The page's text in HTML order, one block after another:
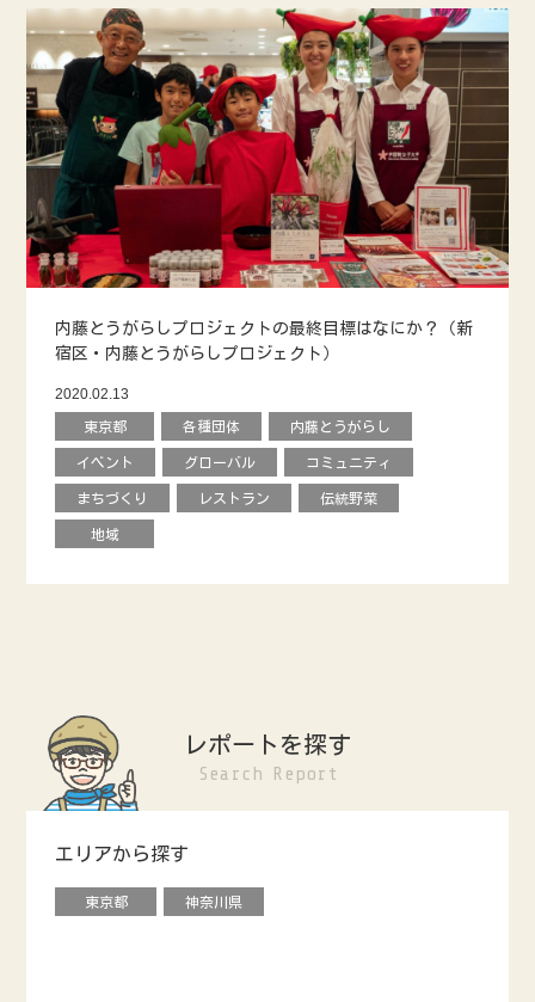
内藤とうがらしプロジェクトの最終目標はなにか？（新
宿区・内藤とうがらしプロジェクト）
2020.02.13
東京都 各種団体 内藤とうがらし
イベント グローバル コミュニティ
まちづくり レストラン 伝統野菜
地域
レポートを探す
Search Report
エリアから探す
東京都 神奈川県